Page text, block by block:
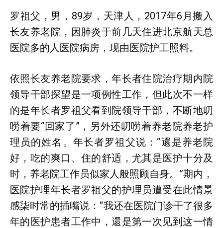
罗祖父，男，89岁，天津人，2017年6月搬入
长友养老院，因肺炎于前几天住进北京航天总
医院多的人医院病房，现由医院护工照料。
依照长友养老院要求，年长者住院治疗期内院
领导干部探望是一项例性工作，但此次不一样
的是年长者罗祖父看到院领导干部，不断地叨
唠着要“回家了”，另外还叨唠着养老院养老护
理员的姓名。年长者罗祖父说：“還是养老院
好，吃的爽口、住的舒适，尤其是医护十分及
时，养老院工作员似家人般照顾自身。”期内，
医院护理年长者罗祖父的护理员遭受在此情景
感柒时常的插嘴说：“我还在医院门诊干了很多
年的医护患者工作中，還是第一次见到这一情